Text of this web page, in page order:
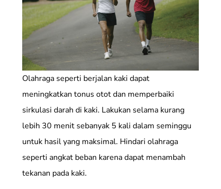
Olahraga seperti berjalan kaki dapat
meningkatkan tonus otot dan memperbaiki
sirkulasi darah di kaki. Lakukan selama kurang
lebih 30 menit sebanyak 5 kali dalam seminggu
untuk hasil yang maksimal. Hindari olahraga
seperti angkat beban karena dapat menambah
tekanan pada kaki.